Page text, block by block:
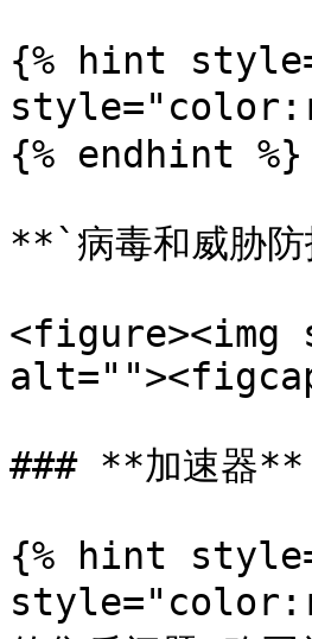
{% hint
{% endhint %}
**`病毒和威胁
<figure><img
### **加速器
{% hint